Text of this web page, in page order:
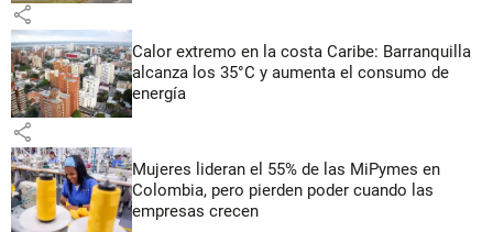
share
Calor extremo en la costa Caribe: Barranquilla
alcanza los 35°C y aumenta el consumo de
energía
share
Mujeres lideran el 55% de las MiPymes en
Colombia, pero pierden poder cuando las
empresas crecen